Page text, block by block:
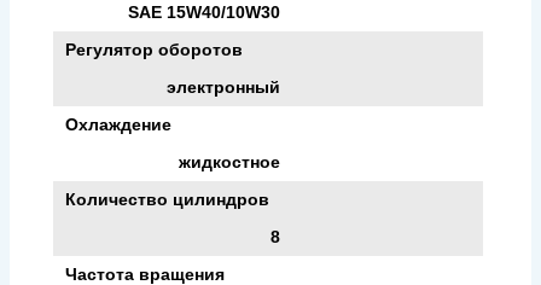
SAE 15W40/10W30
Регулятор оборотов
электронный
Охлаждение
жидкостное
Количество цилиндров
8
Частота вращения